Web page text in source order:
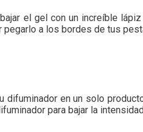
el gel con un increíble
pegarlo a los bordes de tus
difuminador en un solo
para bajar la